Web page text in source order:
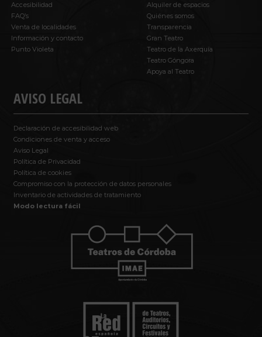
Accesibilidad
FAQ’s
Venta de localidades
Información y contacto
Punto Violeta
AVISO LEGAL
Declaración de accesibilidad web
Condiciones de venta y acceso
Aviso Legal
Política de Privacidad
Política de cookies
Compromiso con la protección de datos personales
Inventario de actividades de tratamiento
Modo lectura fácil
Alquiler de espacios
Quiénes somos
Transparencia
Gran Teatro
Teatro de la Axerquía
Teatro Góngora
Apoya al Teatro